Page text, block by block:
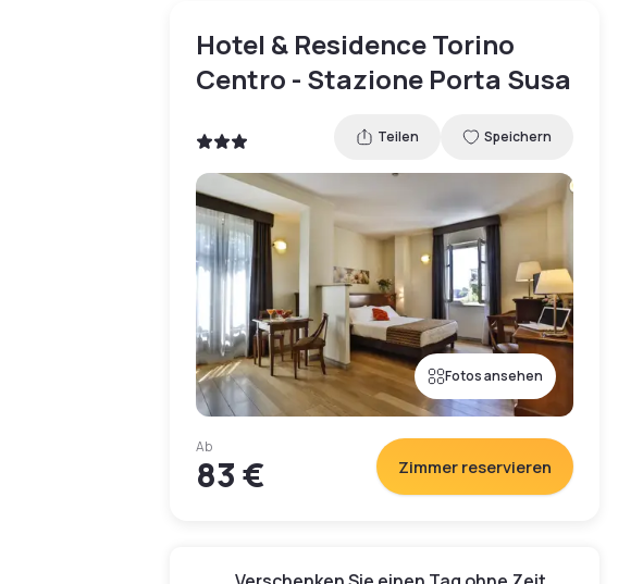
Hotel & Residence Torino
Centro - Stazione Porta Susa
Teilen Speichern
Fotos ansehen
Ab
83 € Zimmer reservieren